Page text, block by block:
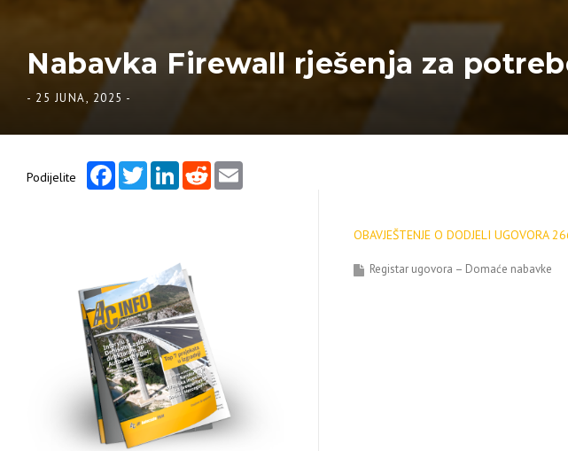
Nabavka Firewall rješenja za
- 25 JUNA, 2025 -
Podijelite
FacebookTwitterLinkedInReddit
OBAVJEŠTENJE O DODJELI
Registar ugovora – Domaće nabavke